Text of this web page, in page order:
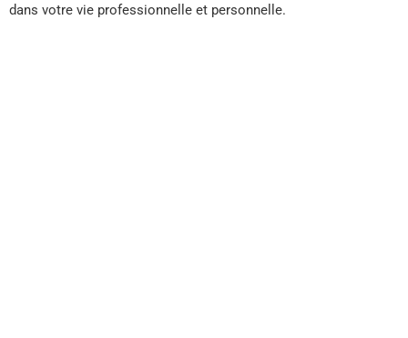
dans votre vie professionnelle et personnelle.